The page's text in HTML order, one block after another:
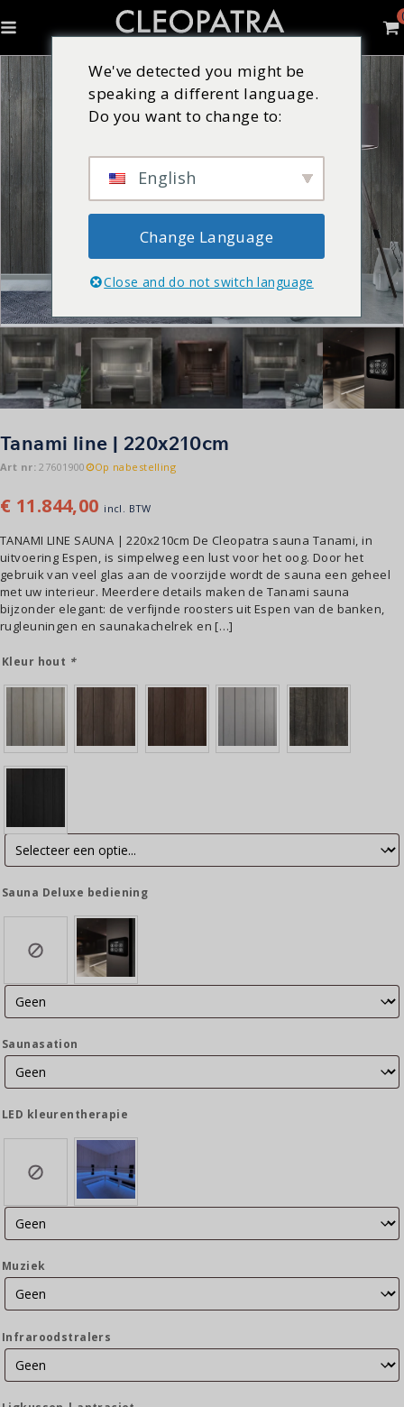
Tanami line | 220x210cm
Art nr: 27601900 Op nabestelling
€ 11.844,00 incl. BTW
TANAMI LINE SAUNA | 220x210cm De Cleopatra sauna Tanami, in
uitvoering Espen, is simpelweg een lust voor het oog. Door het
gebruik van veel glas aan de voorzijde wordt de sauna een geheel
met uw interieur. Meerdere details maken de Tanami sauna
bijzonder elegant: de verfijnde roosters uit Espen van de banken,
rugleuningen en saunakachelrek en […]
Kleur hout *
Sauna Deluxe bediening
Saunasation
LED kleurentherapie
Muziek
Infraroodstralers
We've detected you might be
speaking a different language.
Do you want to change to:
English
Change Language
Close and do not switch language